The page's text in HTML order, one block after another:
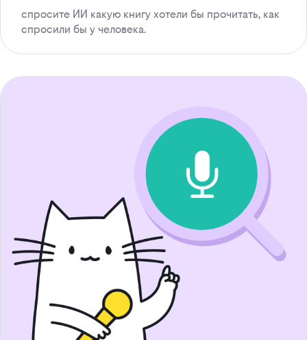
спросите ИИ какую книгу хотели бы прочитать, как
спросили бы у человека.